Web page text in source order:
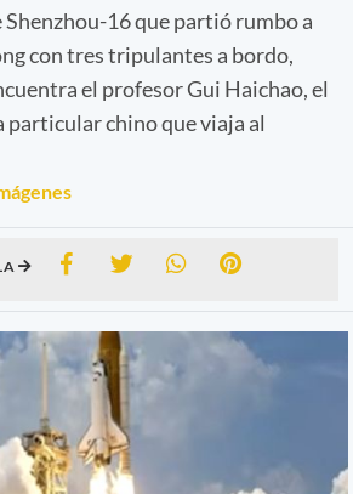
Shenzhou-16 que partió rumbo a
con tres tripulantes a bordo,
el profesor Gui Haichao, el
chino que viaja al